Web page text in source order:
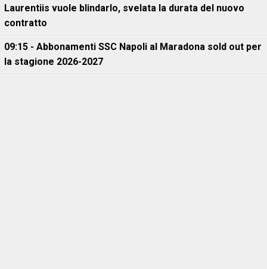
Laurentiis vuole blindarlo, svelata la durata del nuovo
contratto
09:15 - Abbonamenti SSC Napoli al Maradona sold out per
la stagione 2026-2027